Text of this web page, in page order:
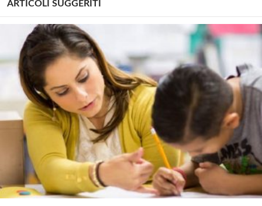
ARTICOLI SUGGERITI